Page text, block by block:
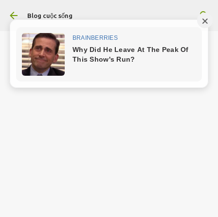
Chuyển đến nội dung chính
Blog cuộc sống